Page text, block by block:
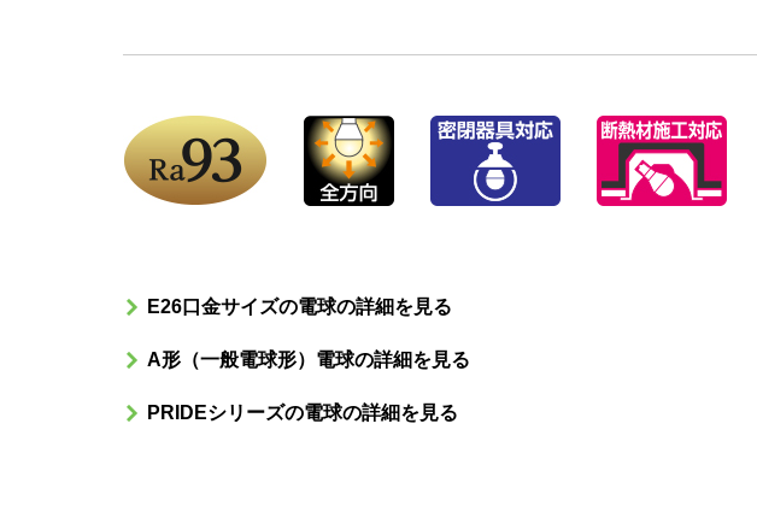
E26口金サイズの電球の詳細を見る
A形（一般電球形）電球の詳細を見る
PRIDEシリーズの電球の詳細を見る